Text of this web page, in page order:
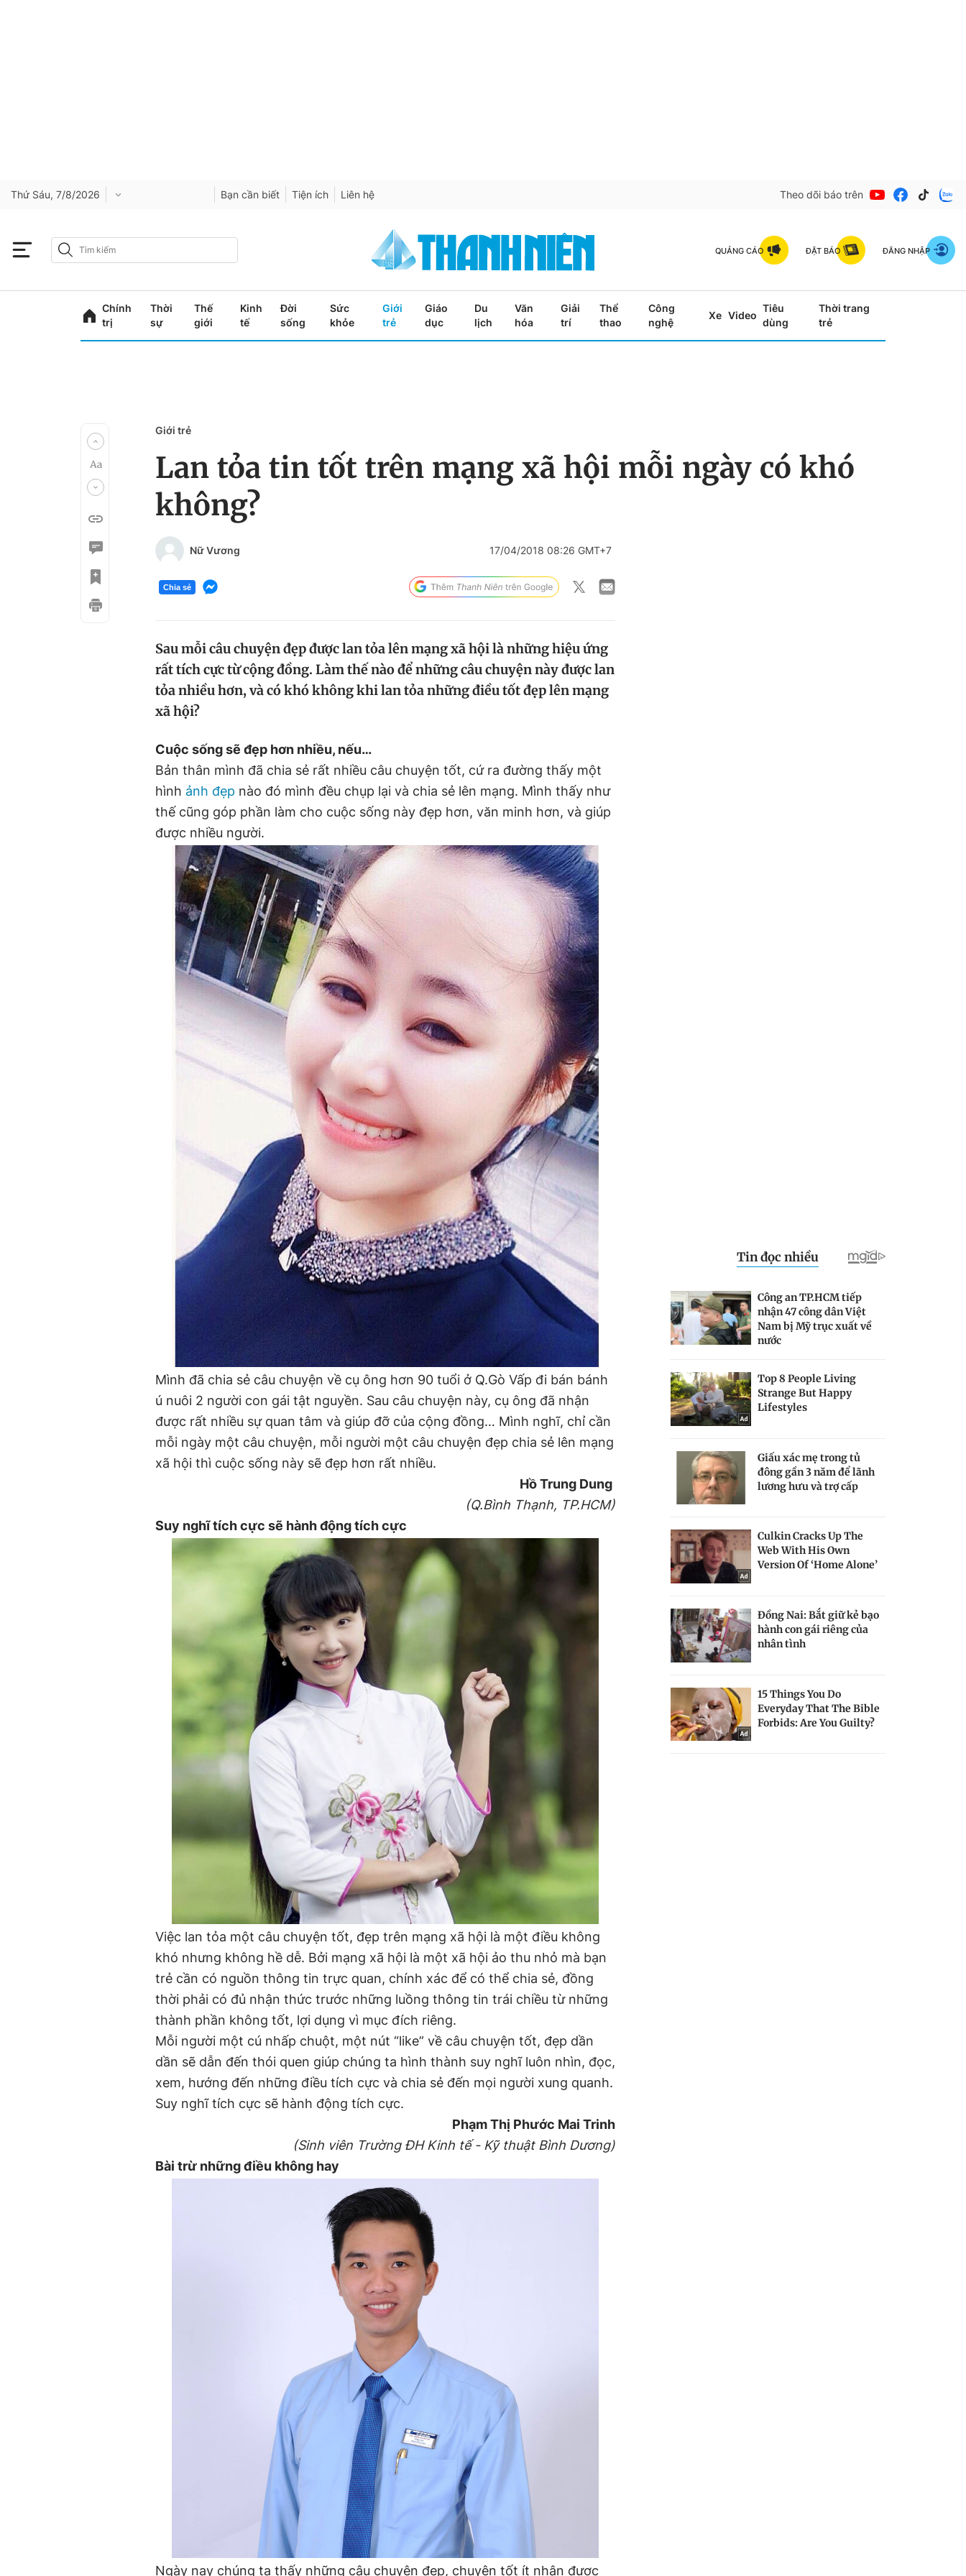
Thứ Sáu, 7/8/2026 Bạn cần biết Tiện ích Liên hệ Theo dõi báo trên
QUẢNG CÁO ĐẶT BÁO ĐĂNG NHẬP
Chính
trị
Thời
sự
Thế
giới
Kinh
tế
Đời
sống
Sức
khỏe
Giới
trẻ
Giáo
dục
Du
lịch
Văn
hóa
Giải
trí
Thể
thao
Công
nghệ
Xe Video
Tiêu
dùng
Thời trang
trẻ
Giới trẻ
Lan tỏa tin tốt trên mạng xã hội mỗi ngày có khó
không?
Nữ Vương 17/04/2018 08:26 GMT+7
Chia sẻ
Sau mỗi câu chuyện đẹp được lan tỏa lên mạng xã hội là những hiệu ứng
rất tích cực từ cộng đồng. Làm thế nào để những câu chuyện này được lan
tỏa nhiều hơn, và có khó không khi lan tỏa những điều tốt đẹp lên mạng
xã hội?
Cuộc sống sẽ đẹp hơn nhiều, nếu…
Bản thân mình đã chia sẻ rất nhiều câu chuyện tốt, cứ ra đường thấy một
hình ảnh đẹp nào đó mình đều chụp lại và chia sẻ lên mạng. Mình thấy như
thế cũng góp phần làm cho cuộc sống này đẹp hơn, văn minh hơn, và giúp
được nhiều người.
Mình đã chia sẻ câu chuyện về cụ ông hơn 90 tuổi ở Q.Gò Vấp đi bán bánh
ú nuôi 2 người con gái tật nguyền. Sau câu chuyện này, cụ ông đã nhận
được rất nhiều sự quan tâm và giúp đỡ của cộng đồng… Mình nghĩ, chỉ cần
mỗi ngày một câu chuyện, mỗi người một câu chuyện đẹp chia sẻ lên mạng
xã hội thì cuộc sống này sẽ đẹp hơn rất nhiều.
Hồ Trung Dung
(Q.Bình Thạnh, TP.HCM)
Suy nghĩ tích cực sẽ hành động tích cực
Việc lan tỏa một câu chuyện tốt, đẹp trên mạng xã hội là một điều không
khó nhưng không hề dễ. Bởi mạng xã hội là một xã hội ảo thu nhỏ mà bạn
trẻ cần có nguồn thông tin trực quan, chính xác để có thể chia sẻ, đồng
thời phải có đủ nhận thức trước những luồng thông tin trái chiều từ những
thành phần không tốt, lợi dụng vì mục đích riêng.
Mỗi người một cú nhấp chuột, một nút “like” về câu chuyện tốt, đẹp dần
dần sẽ dẫn đến thói quen giúp chúng ta hình thành suy nghĩ luôn nhìn, đọc,
xem, hướng đến những điều tích cực và chia sẻ đến mọi người xung quanh.
Suy nghĩ tích cực sẽ hành động tích cực.
Phạm Thị Phước Mai Trinh
(Sinh viên Trường ĐH Kinh tế - Kỹ thuật Bình Dương)
Bài trừ những điều không hay
Ngày nay chúng ta thấy những câu chuyện đẹp, chuyện tốt ít nhận được